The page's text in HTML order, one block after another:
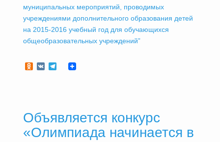
муниципальных мероприятий, проводимых
учреждениями дополнительного образования детей
на 2015-2016 учебный год для обучающихся
общеобразовательных учреждений”
Odnoklassniki
VKTelegram
Объявляется конкурс
«Олимпиада начинается в